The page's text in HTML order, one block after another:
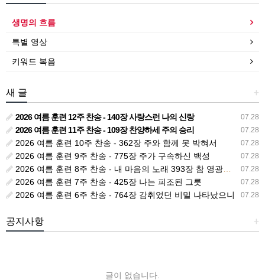
생명의 흐름
특별 영상
키워드 복음
+
새 글
07.28
2026 여름 훈련 12주 찬송 - 140장 사랑스런 나의 신랑
07.28
2026 여름 훈련 11주 찬송 - 109장 찬양하세 주의 승리
07.28
2026 여름 훈련 10주 찬송 - 362장 주와 함께 못 박혀서
07.28
2026 여름 훈련 9주 찬송 - 775장 주가 구속하신 백성
07.28
2026 여름 훈련 8주 찬송 - 내 마음의 노래 393장 참 영광스런 우리 왕
07.28
2026 여름 훈련 7주 찬송 - 425장 나는 피조된 그릇
07.28
2026 여름 훈련 6주 찬송 - 764장 감취었던 비밀 나타났으니
+
공지사항
글이 없습니다.